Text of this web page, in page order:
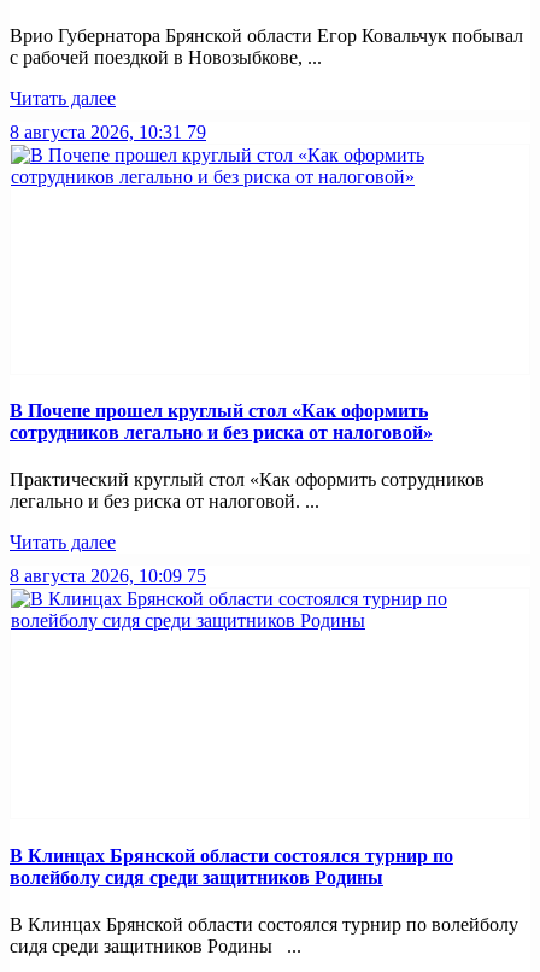
Врио Губернатора Брянской области Егор Ковальчук побывал
с рабочей поездкой в Новозыбкове, ...
Читать далее
8 августа 2026, 10:31 79
В Почепе прошел круглый стол «Как оформить
сотрудников легально и без риска от налоговой»
Практический круглый стол «Как оформить сотрудников
легально и без риска от налоговой. ...
Читать далее
8 августа 2026, 10:09 75
В Клинцах Брянской области состоялся турнир по
волейболу сидя среди защитников Родины
В Клинцах Брянской области состоялся турнир по волейболу
сидя среди защитников Родины ...